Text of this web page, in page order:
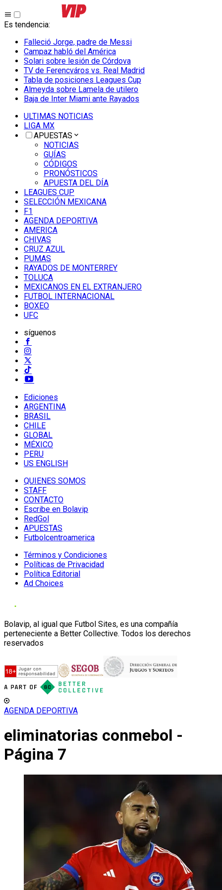
Es tendencia:
Falleció Jorge, padre de Messi
Campaz habló del América
Solari sobre lesión de Córdova
TV de Ferencváros vs. Real Madrid
Tabla de posiciones Leagues Cup
Almeyda sobre Lamela de utilero
Baja de Inter Miami ante Rayados
ULTIMAS NOTICIAS
LIGA MX
APUESTAS
NOTICIAS
GUÍAS
CÓDIGOS
PRONÓSTICOS
APUESTA DEL DÍA
LEAGUES CUP
SELECCIÓN MEXICANA
F1
AGENDA DEPORTIVA
AMERICA
CHIVAS
CRUZ AZUL
PUMAS
RAYADOS DE MONTERREY
TOLUCA
MEXICANOS EN EL EXTRANJERO
FUTBOL INTERNACIONAL
BOXEO
UFC
síguenos
Ediciones
ARGENTINA
BRASIL
CHILE
GLOBAL
MÉXICO
PERU
US ENGLISH
QUIENES SOMOS
STAFF
CONTACTO
Escribe en Bolavip
RedGol
APUESTAS
Futbolcentroamerica
Términos y Condiciones
Políticas de Privacidad
Política Editorial
Ad Choices
Bolavip, al igual que Futbol Sites, es una compañía
perteneciente a Better Collective. Todos los derechos
reservados
AGENDA DEPORTIVA
eliminatorias conmebol -
Página 7